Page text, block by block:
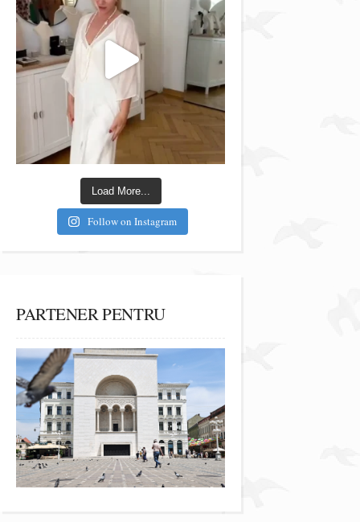
Load More...
Follow on Instagram
PARTENER PENTRU